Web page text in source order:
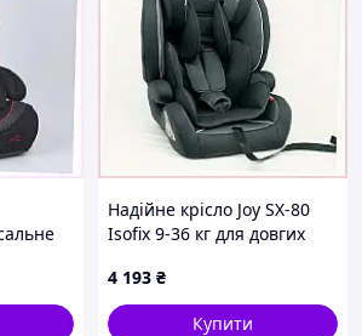
Надійне крісло Joy SX-80
Isofix 9-36 кг для довгих
4 193 ₴
Купити